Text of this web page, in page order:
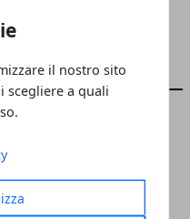
il nostro sito
scegliere a quali
mamma blogger
decorazioni per la